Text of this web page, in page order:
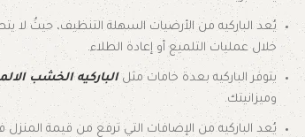
يُعد الباركيه من الأرضيات السهلة التنظيف،
خلال عمليات التلميع أو إعادة الطلاء.
يتوفر الباركيه بعدة خامات مثل الباركيه الخشب
وميزانيتك.
يُعد الباركيه من الإضافات التي ترفع من قيمة